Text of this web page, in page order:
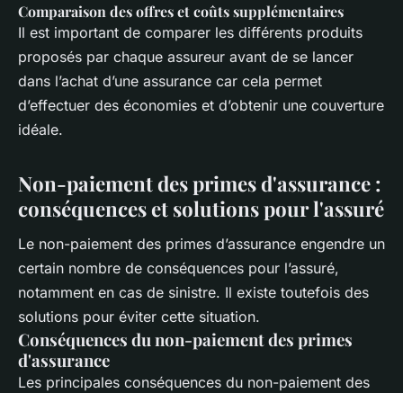
Comparaison des offres et coûts supplémentaires
Il est important de comparer les différents produits
proposés par chaque assureur avant de se lancer
dans l’achat d’une assurance car cela permet
d’effectuer des économies et d’obtenir une couverture
idéale.
Non-paiement des primes d'assurance :
conséquences et solutions pour l'assuré
Le non-paiement des primes d’assurance engendre un
certain nombre de conséquences pour l’assuré,
notamment en cas de sinistre. Il existe toutefois des
solutions pour éviter cette situation.
Conséquences du non-paiement des primes
d'assurance
Les principales conséquences du non-paiement des